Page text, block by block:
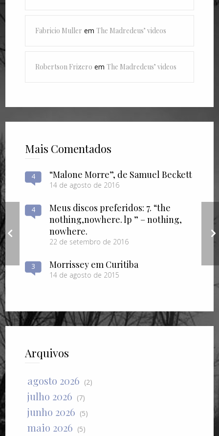
Carta a uma suicida
Fabricio Muller emThe Madredeus’ videos
Robertson Frizero emThe Madredeus’ videos
Mais Comentados
4 “Malone Morre”, de Samuel Beckett
14 de agosto de 2016
4
Meus discos preferidos: 7. “the
nothing​,​nowhere. lp ” – nothing​,​
nowhere.
22 de setembro de 2016
3 Morrissey em Curitiba
14 de agosto de 2015
Arquivos
agosto 2026 (2)
julho 2026 (7)
junho 2026 (5)
maio 2026 (5)